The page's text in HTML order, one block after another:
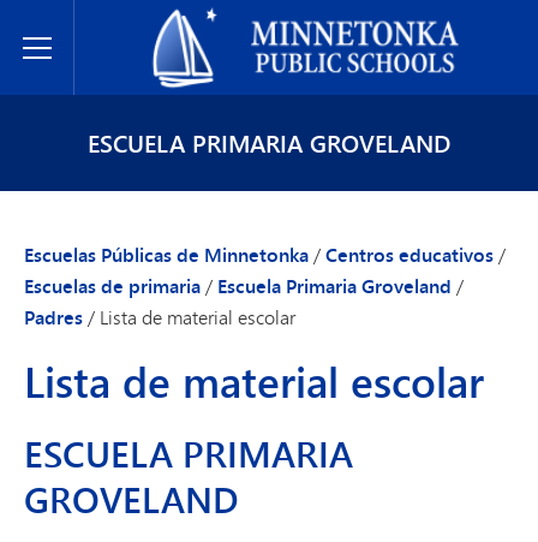
Toggle Menu
Escuelas Públicas de Minnetonka
ESCUELA PRIMARIA GROVELAND
Escuelas Públicas de Minnetonka/Centros educativos/
Escuelas de primaria/ Escuela Primaria Groveland /
Padres/ Lista de material escolar
Lista de material escolar
ESCUELA PRIMARIA
GROVELAND